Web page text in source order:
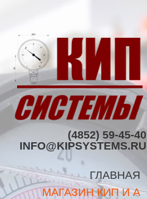
(4852) 59-45-40
INFO@KIPSYSTEMS.RU
ГЛАВНАЯ
МАГАЗИН КИП И А